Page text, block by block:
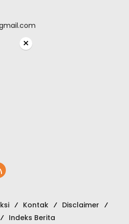
Kontak
Disclaimer
Indeks Berita
×